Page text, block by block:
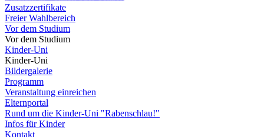
Zusatzzertifikate
Freier Wahlbereich
Vor dem Studium
Vor dem Studium
Kinder-Uni
Kinder-Uni
Bildergalerie
Programm
Veranstaltung einreichen
Elternportal
Rund um die Kinder-Uni "Rabenschlau!"
Infos für Kinder
Kontakt